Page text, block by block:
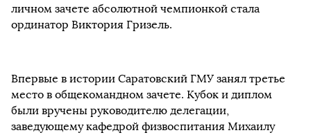
личном зачете абсолютной чемпионкой стала
ординатор Виктория Гризель.
Впервые в истории Саратовский ГМУ занял третье
место в общекомандном зачете. Кубок и диплом
были вручены руководителю делегации,
заведующему кафедрой физвоспитания Михаилу